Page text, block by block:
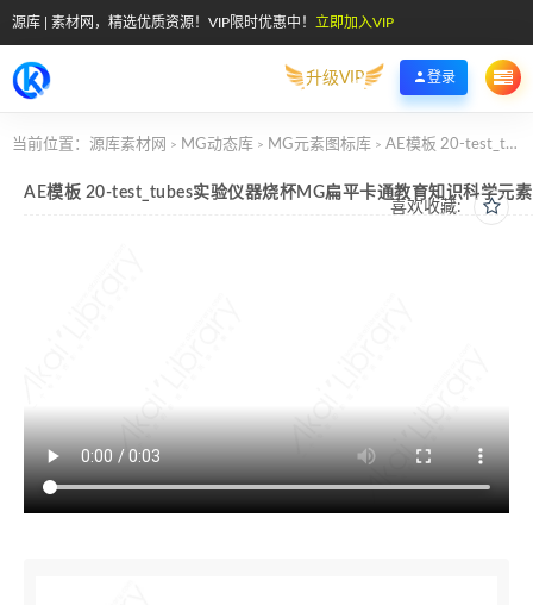
源库 | 素材网，精选优质资源！VIP限时优惠中！ 立即加入VIP
升级VIP 登录
当前位置： 源库素材网 > MG动态库 > MG元素图标库 > AE模板 20-test_tubes实验仪器烧杯MG扁平卡通教育知识科学元素图标
喜欢收藏:
AE模板 20-test_tubes实验仪器烧杯MG扁平卡通教育知识科学元